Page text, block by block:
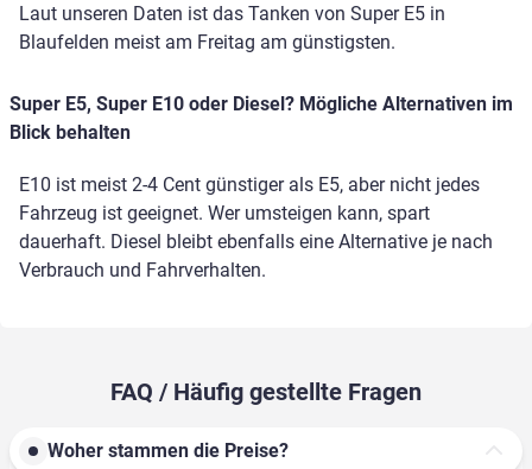
Laut unseren Daten ist das Tanken von Super E5 in
Blaufelden meist am Freitag am günstigsten.
Super E5, Super E10 oder Diesel? Mögliche Alternativen im
Blick behalten
E10 ist meist 2-4 Cent günstiger als E5, aber nicht jedes
Fahrzeug ist geeignet. Wer umsteigen kann, spart
dauerhaft. Diesel bleibt ebenfalls eine Alternative je nach
Verbrauch und Fahrverhalten.
FAQ / Häufig gestellte Fragen
Woher stammen die Preise?